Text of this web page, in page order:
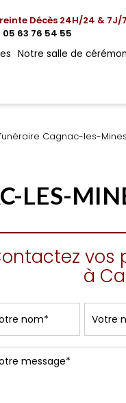
Décès 24H/24 & 7J/7
05 63 76 54 55
Notre salle de
Cagnac-les-Mines
LES-
vos
à